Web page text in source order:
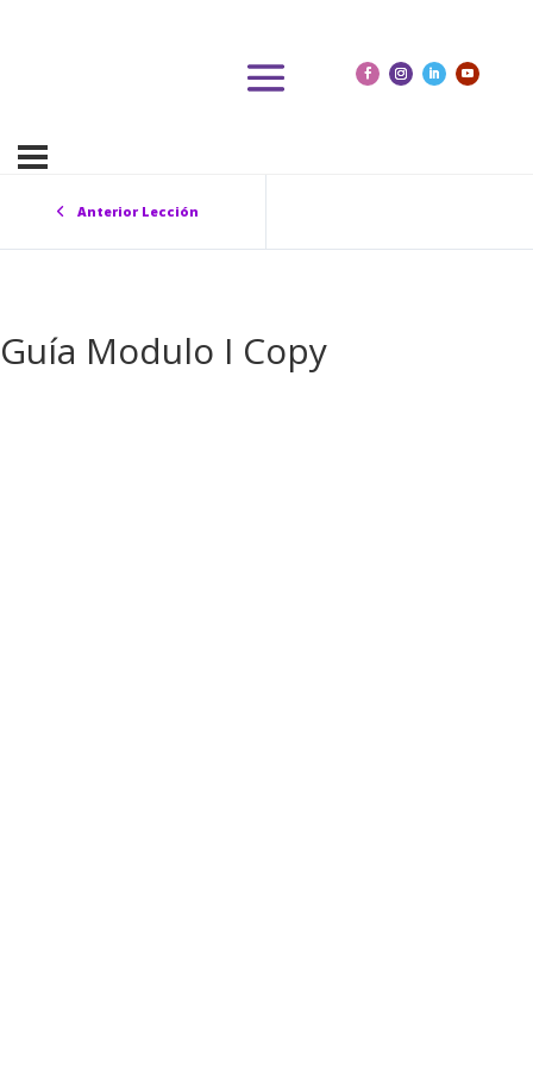
Anterior Lección
Guía Modulo I Copy